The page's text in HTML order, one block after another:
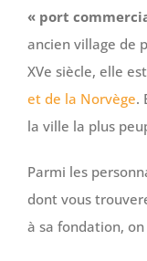
« port
ancien village de
XVe siècle, elle
et de la Norvège.
la ville la plus
Parmi les
dont vous
à sa fondation,